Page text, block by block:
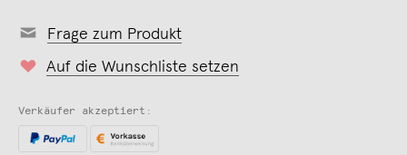
Frage zum Produkt
Auf die Wunschliste setzen
Verkäufer akzeptiert: